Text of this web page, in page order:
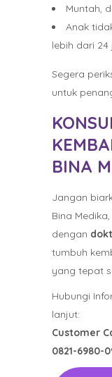
Muntah,
Anak
lebih dari 24
Segera
untuk
BINA
Jangan
Bina
dengan
tumbuh
yang tepat
Hubungi
lanjut:
Customer
0821-6980-